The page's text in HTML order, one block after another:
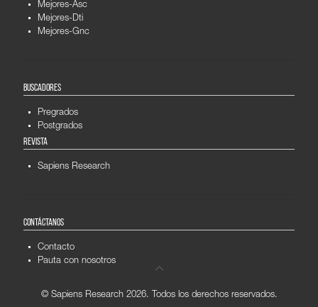
Mejores-Asc
Mejores-Dti
Mejores-Gnc
BUSCADORES
Pregrados
Postgrados
REVISTA
Sapiens Research
CONTÁCTANOS
Contacto
Pauta con nosotros
© Sapiens Research 2026. Todos los derechos reservados.